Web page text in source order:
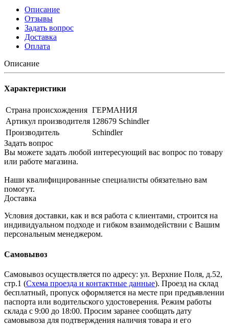
Описание
Отзывы
Задать вопрос
Доставка
Оплата
Описание
Характеристики
Страна происхождения ГЕРМАНИЯ
Артикул производителя 128679 Schindler
Производитель
Schindler
Задать вопрос
Вы можете задать любой интересующий вас вопрос по товару
или работе магазина.
Наши квалифицированные специалисты обязательно вам
помогут.
Доставка
Условия доставки, как и вся работа с клиентами, строится на
индивидуальном подходе и гибком взаимодействии с Вашим
персональным менеджером.
Самовывоз
Самовывоз осуществляется по адресу: ул. Верхние Поля, д.52,
стр.1 (Схема проезда и контактные данные). Проезд на склад
бесплатный, пропуск оформляется на месте при предъявлении
паспорта или водительского удостоверения. Режим работы
склада с 9:00 до 18:00. Просим заранее сообщать дату
самовывоза для подтверждения наличия товара и его